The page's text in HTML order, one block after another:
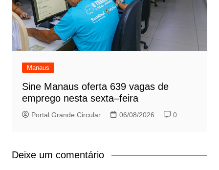
Manaus
Sine Manaus oferta 639 vagas de
emprego nesta sexta–feira
Portal Grande Circular 06/08/2026 0
Deixe um comentário